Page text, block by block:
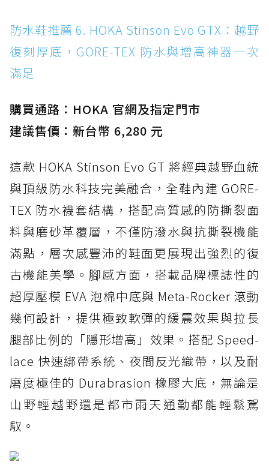
防水鞋推薦 6. HOKA Stinson Evo GTX：越野
復刻厚底，GORE-TEX 防水與增高神器一次
滿足
購買通路：HOKA 官網及指定門市
建議售價：新台幣 6,280 元
這款 HOKA Stinson Evo GT 將經典越野血統
與頂級防水科技完美融合，全鞋內建 GORE-
TEX 防水襪套結構，搭配高質感的防撕裂面
料與磨砂革覆層，不僅防潑水與抗撕裂機能
滿點，層次感豐沛的鞋面更展現出強烈的復
古機能美學。腳感方面，搭載品牌標誌性的
超厚壓模 EVA 泡棉中底與 Meta-Rocker 滾動
幾何設計，提供極致軟彈的緩震效果與拉長
腿部比例的「隱形增高」效果。搭配 Speed-
lace 快速綁帶系統、夜間反光織帶，以及耐
磨度極佳的 Durabrasion 橡膠大底，無論是
山野輕越野還是都市雨天通勤都能輕鬆駕
馭。